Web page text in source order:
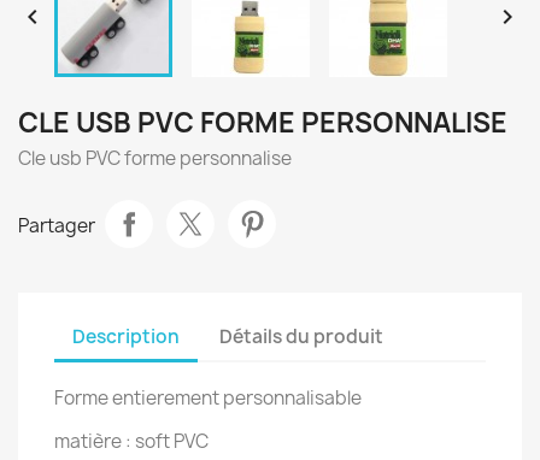
 
CLE USB PVC FORME PERSONNALISE
Cle usb PVC forme personnalise
Partager
Description Détails du produit
Forme entierement personnalisable
matière : soft PVC